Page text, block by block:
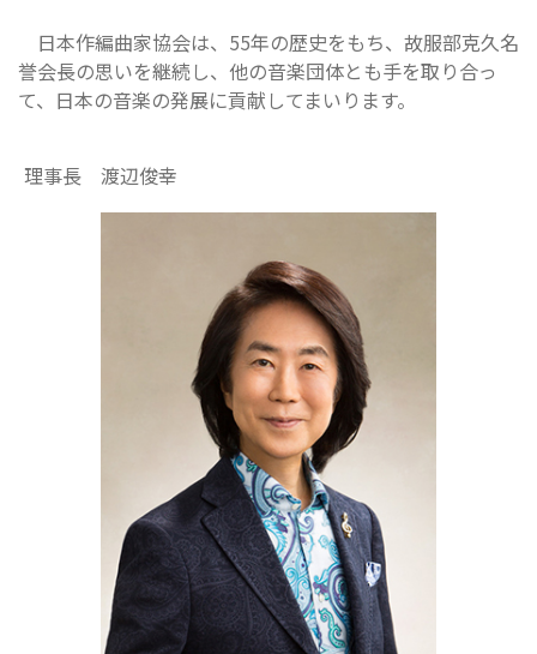
日本作編曲家協会は、55年の歴史をもち、故服部克久名
誉会長の思いを継続し、他の音楽団体とも手を取り合っ
て、日本の音楽の発展に貢献してまいります。
理事長 渡辺俊幸